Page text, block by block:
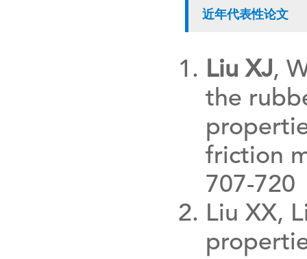
近年代表性论文
Liu XJ,
the
friction
707-720
Liu XX,